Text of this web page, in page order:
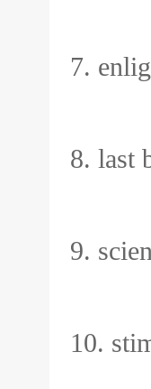
7.
8. last
9.
10.